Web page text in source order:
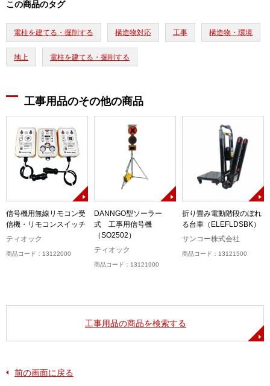
この商品のタグ
電柱を建てる・掘削する 構造物対応 工事 構造物・環境
地上 電柱を建てる・掘削する
工事用品のその他の商品
信号機用無線リモコン受
信機・リモコンスイッチ
ティオック
商品コード：13122000
DANNGO型ソーラー
式 工事用信号機
（SO2502）
ティオック
商品コード：13121900
折り畳み電動階段のぼれ
る台車（ELEFLDSBK）
サンコー株式会社
商品コード：13121500
工事用品の商品を検索する
前の画面に戻る